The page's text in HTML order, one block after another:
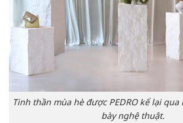
Tinh thần mùa hè được PEDRO kể lại
bày nghệ thuật.